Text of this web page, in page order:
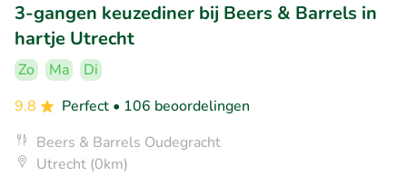
3-gangen keuzediner bij Beers & Barrels in
hartje Utrecht
Zo Ma
Di
9.8
Perfect • 106 beoordelingen
Beers & Barrels Oudegracht
Utrecht (0km)